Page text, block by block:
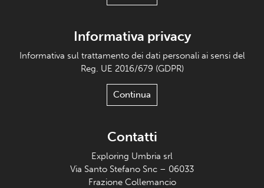
Informativa privacy
Informativa sul trattamento dei dati personali ai sensi del
Reg. UE 2016/679 (GDPR)
Continua
Contatti
Exploring Umbria srl
Via Santo Stefano Snc – 06033
Frazione Collemancio